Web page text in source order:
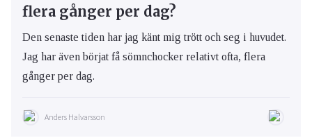
flera gånger per dag?
Den senaste tiden har jag känt mig trött och seg i huvudet.
Jag har även börjat få sömnchocker relativt ofta, flera
gånger per dag.
Anders Halvarsson